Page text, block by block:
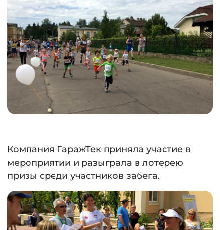
Компания ГаражТек приняла участие в
мероприятии и разыграла в лотерею
призы среди участников забега.